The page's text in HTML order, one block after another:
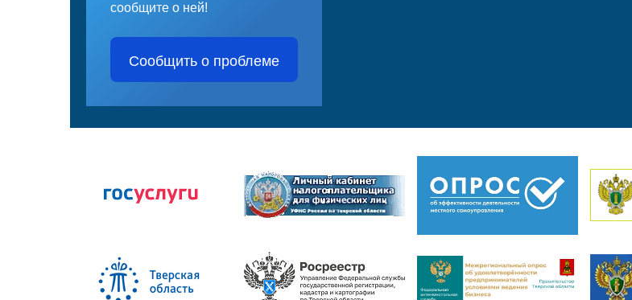
сообщите о ней!
Сообщить о проблеме